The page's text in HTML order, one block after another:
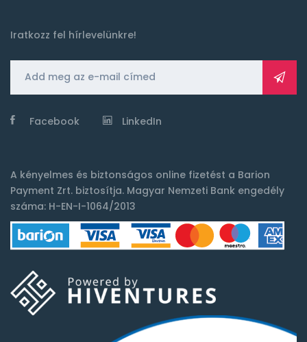
Iratkozz fel hírlevelünkre!
Facebook LinkedIn
A kényelmes és biztonságos online fizetést a Barion
Payment Zrt. biztosítja. Magyar Nemzeti Bank engedély
száma: H-EN-I-1064/2013